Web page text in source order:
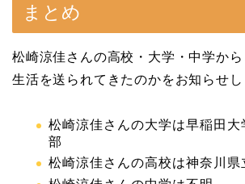
まとめ
松崎涼佳さんの高校・大学・中学か
生活を送られてきたのかをお知らせし
松崎涼佳さんの大学は早稲田大
部
松崎涼佳さんの高校は神奈川県